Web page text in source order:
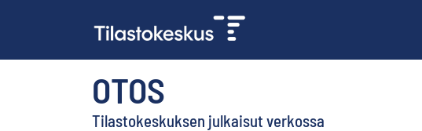
OTOS
Tilastokeskuksen julkaisut verkossa